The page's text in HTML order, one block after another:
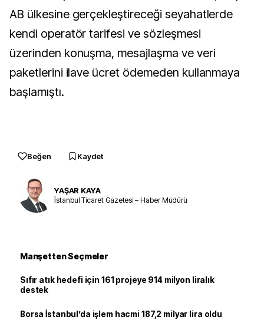
AB ülkesine gerçekleştireceği seyahatlerde
kendi operatör tarifesi ve sözleşmesi
üzerinden konuşma, mesajlaşma ve veri
paketlerini ilave ücret ödemeden kullanmaya
başlamıştı.
Beğen Kaydet
YAŞAR KAYA
İstanbul Ticaret Gazetesi – Haber Müdürü
Manşetten Seçmeler
Sıfır atık hedefi için 161 projeye 914 milyon liralık
destek
Borsa İstanbul’da işlem hacmi 187,2 milyar lira oldu